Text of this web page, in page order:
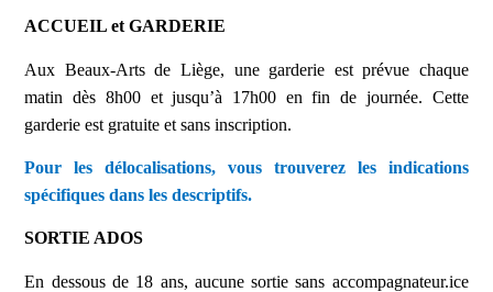
ACCUEIL et GARDERIE
Aux Beaux-Arts de Liège, une garderie est prévue chaque
matin dès 8h00 et jusqu’à 17h00 en fin de journée. Cette
garderie est gratuite et sans inscription.
Pour les délocalisations, vous trouverez les indications
spécifiques dans les descriptifs.
SORTIE ADOS
En dessous de 18 ans, aucune sortie sans accompagnateur.ice